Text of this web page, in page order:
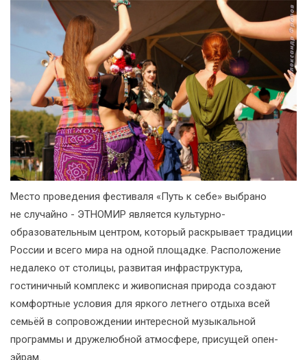
Место проведения фестиваля «Путь к себе» выбрано
не случайно - ЭТНОМИР является культурно-
образовательным центром, который раскрывает традиции
России и всего мира на одной площадке. Расположение
недалеко от столицы, развитая инфраструктура,
гостиничный комплекс и живописная природа создают
комфортные условия для яркого летнего отдыха всей
семьёй в сопровождении интересной музыкальной
программы и дружелюбной атмосфере, присущей опен-
эйрам.